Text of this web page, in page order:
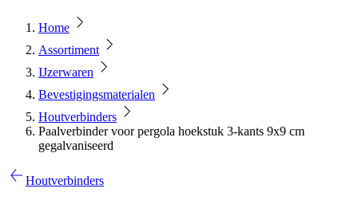
Home
Assortiment
IJzerwaren
Bevestigingsmaterialen
Houtverbinders
Paalverbinder voor pergola hoekstuk 3-kants 9x9 cm
gegalvaniseerd
Houtverbinders